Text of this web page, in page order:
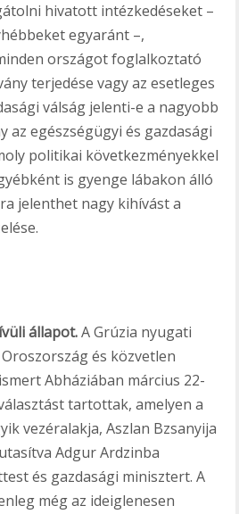
hivatott intézkedéseket –
egyaránt –,
országot foglalkoztató
terjedése vagy az esetleges
válság jelenti-e a nagyobb
az egészségügyi és gazdasági
politikai következményekkel
is gyenge lábakon álló
jelenthet nagy kihívást a
állapot.A Grúzia nyugati
és közvetlen
Abháziában március 22-
tartottak, amelyen a
vezéralakja, Aszlan Bzsanyija
Adgur Ardzinba
és gazdasági minisztert. A
még az ideiglenesen